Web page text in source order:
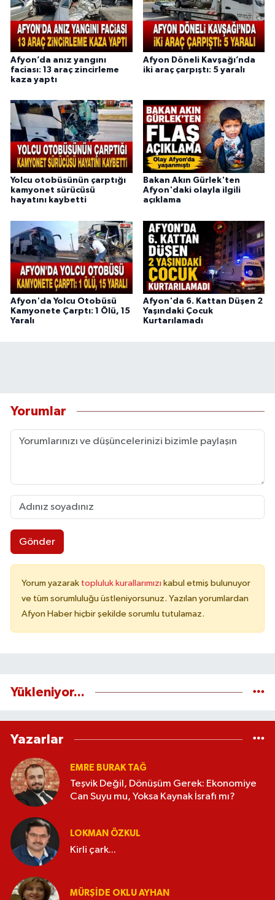
Afyon’da anız yangını
faciası: 13 araç zincirleme
kaza yaptı
Afyon Döneli Kavşağı’nda
iki araç çarpıştı: 5 yaralı
Yolcu otobüsünün çarptığı
kamyonet sürücüsü
hayatını kaybetti
Bakan Akın Gürlek'ten
Afyon'daki olayla ilgili
açıklama
Afyon'da Yolcu Otobüsü
Kamyonete Çarptı: 1 Ölü, 15
Yaralı
Afyon'da 6. Kattan Düşen 2
Yaşındaki Çocuk
Kurtarılamadı
Yorumlar
Gönder
Yorum yazarak topluluk kurallarımızı kabul etmiş bulunuyor
ve tüm sorumluluğu üstleniyorsunuz. Yazılan yorumlardan
Afyon Haber hiçbir şekilde sorumlu tutulamaz.
Yükleniyor...
Yazarlar
EMRE BURAK TAĞ
Teşvik Değil, Dönüşüm Gerek: Ekonomiye
Can Suyu mu, Yoksa Kaynak İsrafı mı?
LOKMAN ÖZKUL
Kirli çark...
MÜRŞIDE OKLU AYHAN